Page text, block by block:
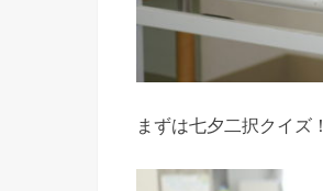
まずは七夕二択クイズ！